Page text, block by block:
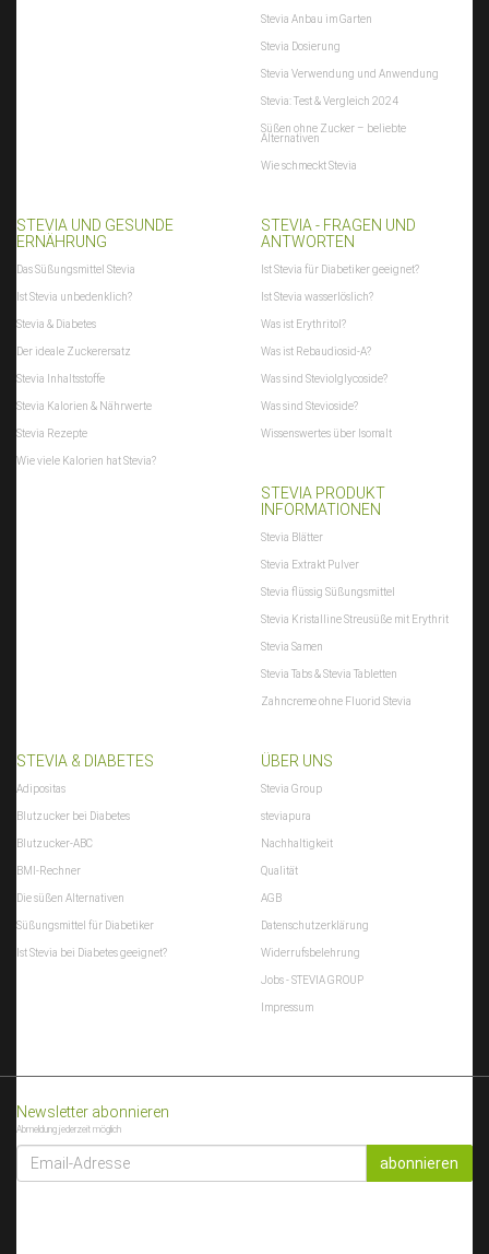
Stevia Anbau im Garten
Stevia Dosierung
Stevia Verwendung und Anwendung
Stevia: Test & Vergleich 2024
Süßen ohne Zucker – beliebte
Alternativen
Wie schmeckt Stevia
STEVIA UND GESUNDE
ERNÄHRUNG
Das Süßungsmittel Stevia
Ist Stevia unbedenklich?
Stevia & Diabetes
Der ideale Zuckerersatz
Stevia Inhaltsstoffe
Stevia Kalorien & Nährwerte
Stevia Rezepte
Wie viele Kalorien hat Stevia?
STEVIA - FRAGEN UND
ANTWORTEN
Ist Stevia für Diabetiker geeignet?
Ist Stevia wasserlöslich?
Was ist Erythritol?
Was ist Rebaudiosid-A?
Was sind Steviolglycoside?
Was sind Stevioside?
Wissenswertes über Isomalt
STEVIA PRODUKT
INFORMATIONEN
Stevia Blätter
Stevia Extrakt Pulver
Stevia flüssig Süßungsmittel
Stevia Kristalline Streusüße mit Erythrit
Stevia Samen
Stevia Tabs & Stevia Tabletten
Zahncreme ohne Fluorid Stevia
STEVIA & DIABETES
Adipositas
Blutzucker bei Diabetes
Blutzucker-ABC
BMI-Rechner
Die süßen Alternativen
Süßungsmittel für Diabetiker
Ist Stevia bei Diabetes geeignet?
ÜBER UNS
Stevia Group
steviapura
Nachhaltigkeit
Qualität
AGB
Datenschutzerklärung
Widerrufsbelehrung
Jobs - STEVIA GROUP
Impressum
Newsletter abonnieren
Abmeldung jederzeit möglich
EMAIL-
ADRESSE abonnieren